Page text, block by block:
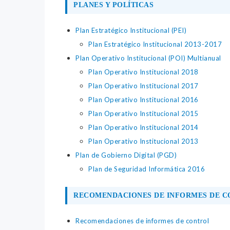
PLANES Y POLÍTICAS
Plan Estratégico Institucional (PEI)
Plan Estratégico Institucional 2013-2017
Plan Operativo Institucional (POI) Multianual
Plan Operativo Institucional 2018
Plan Operativo Institucional 2017
Plan Operativo Institucional 2016
Plan Operativo Institucional 2015
Plan Operativo Institucional 2014
Plan Operativo Institucional 2013
Plan de Gobierno Digital (PGD)
Plan de Seguridad Informática 2016
RECOMENDACIONES DE INFORMES DE
Recomendaciones de informes de control